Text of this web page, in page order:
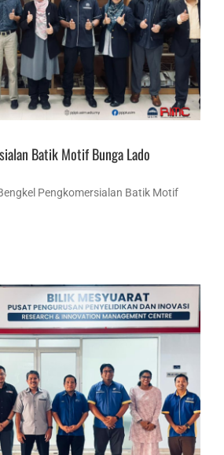
Batik Motif Bunga Lado
Pengkomersialan Batik Motif